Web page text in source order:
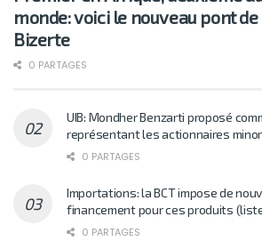
monde: voici le nouveau pont de
Bizerte
0 PARTAGES
UIB: Mondher Benzarti proposé
représentant les actionnaires
0 PARTAGES
Importations: la BCT impose de
financement pour ces produits
0 PARTAGES